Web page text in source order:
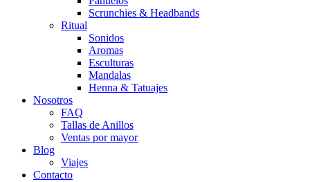
Scrunchies & Headbands
Ritual
Sonidos
Aromas
Esculturas
Mandalas
Henna & Tatuajes
Nosotros
FAQ
Tallas de Anillos
Ventas por mayor
Blog
Viajes
Contacto